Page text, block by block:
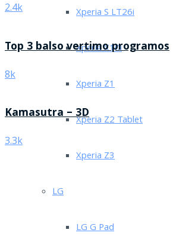
Xperia S LT26i
Xperia X10i
Xperia Z1
Xperia Z2 Tablet
Xperia Z3
LG
LG G Pad
2.4k
Top 3 balso vertimo programos
8k
Kamasutra – 3D
3.3k